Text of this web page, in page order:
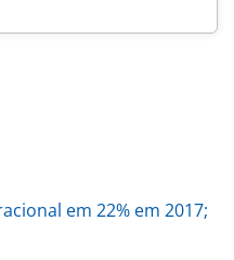
em 22% em 2017;